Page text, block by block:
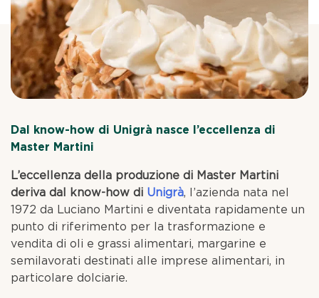
Dal know-how di Unigrà nasce l’eccellenza di
Master Martini
L’eccellenza della produzione di Master Martini
deriva dal know-how di Unigrà, l’azienda nata nel
1972 da Luciano Martini e diventata rapidamente un
punto di riferimento per la trasformazione e
vendita di oli e grassi alimentari, margarine e
semilavorati destinati alle imprese alimentari, in
particolare dolciarie.